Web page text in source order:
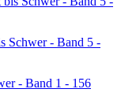
Schwer - Band 5 -